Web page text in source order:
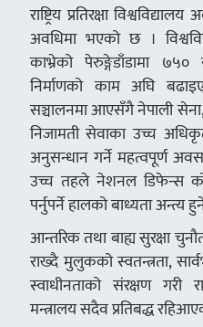
राष्ट्रिय प्रतिरक्षा
अवधिमा भएको छ ।
काभ्रेको पेरुङ्गेडाँडामा ७५०
निर्माणको काम अघि
सञ्चालनमा आएसँगै नेपाली सेना,
निजामती सेवाका उच्च
अनुसन्धान गर्ने महत्वपूर्ण
उच्च तहले नेशनल डिफेन्स
पर्नुपर्ने हालको बाध्यता अन्त्य
आन्तरिक तथा बाह्य सुरक्षा
राख्दै मुलुकको स्वतन्त्रता,
स्वाधीनताको संरक्षण गरी
मन्त्रालय सदैव प्रतिबद्ध